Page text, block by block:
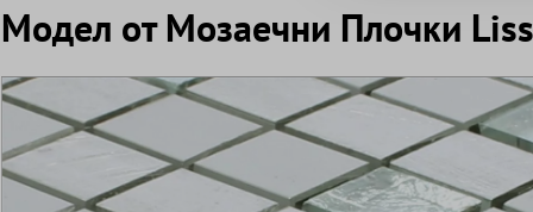
Mодел от Mозаечни Плочки